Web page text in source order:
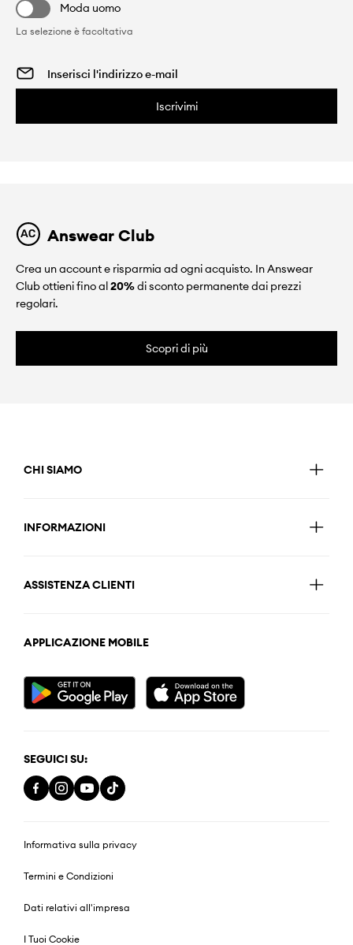
Moda uomo
La selezione è facoltativa
Iscrivimi
Answear Club
Crea un account e risparmia ad ogni acquisto. In Answear
Club ottieni fino al 20%di sconto permanente dai prezzi
regolari.
Scopri di più
CHI SIAMO
INFORMAZIONI
ASSISTENZA CLIENTI
APPLICAZIONE MOBILE
SEGUICI SU:
Informativa sulla privacy
Termini e Condizioni
Dati relativi all'impresa
I Tuoi Cookie